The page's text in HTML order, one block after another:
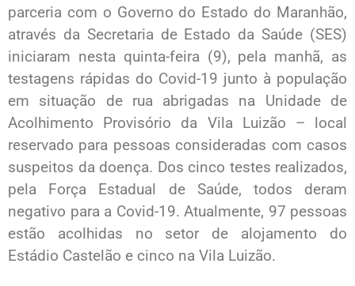
parceria com o Governo do Estado do Maranhão,
através da Secretaria de Estado da Saúde (SES)
iniciaram nesta quinta-feira (9), pela manhã, as
testagens rápidas do Covid-19 junto à população
em situação de rua abrigadas na Unidade de
Acolhimento Provisório da Vila Luizão – local
reservado para pessoas consideradas com casos
suspeitos da doença. Dos cinco testes realizados,
pela Força Estadual de Saúde, todos deram
negativo para a Covid-19. Atualmente, 97 pessoas
estão acolhidas no setor de alojamento do
Estádio Castelão e cinco na Vila Luizão.